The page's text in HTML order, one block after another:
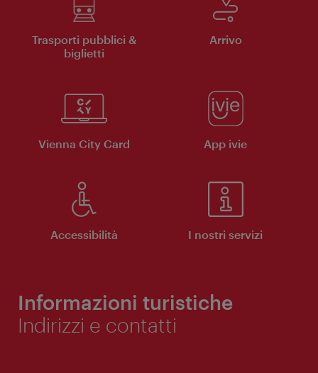
Trasporti pubblici &
biglietti
Arrivo
Vienna City Card App ivie
Accessibilità I nostri servizi
Informazioni turistiche
Indirizzi e contatti